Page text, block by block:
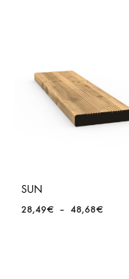
SUN
28,49€ – 48,68€Plage